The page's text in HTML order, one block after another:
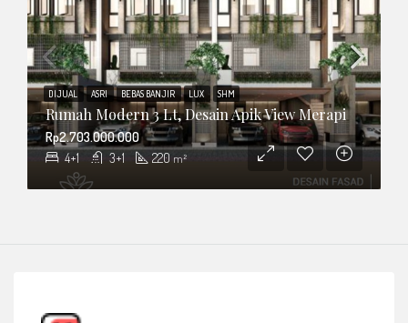
Rumah Modern 3 Lt, Desain Apik View Merapi
4+1 3+1 220 m²
Rp2.703.000.000
DIJUAL ASRI BEBAS BANJIR LUX SHM